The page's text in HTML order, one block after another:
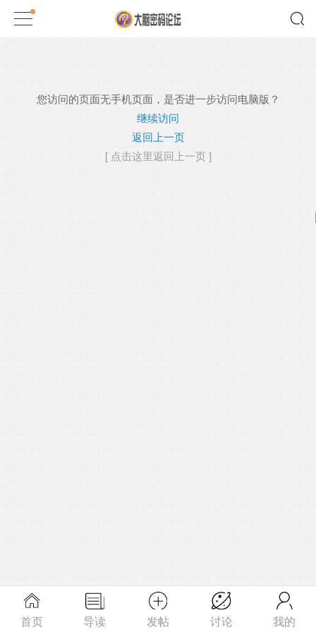
您访问的页面无手机页面，是否进一步访问电脑版？
继续访问
返回上一页
[ 点击这里返回上一页 ]
首页 导读 发帖 讨论 我的